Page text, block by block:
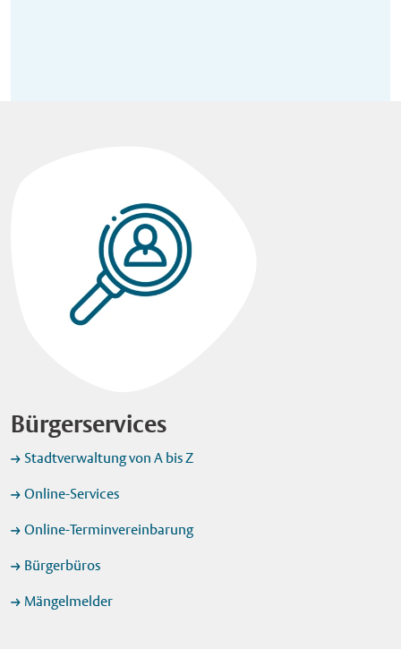
Bürgerservices
Stadtverwaltung von A bis Z
Online-Services
Online-Terminvereinbarung
Bürgerbüros
Mängelmelder